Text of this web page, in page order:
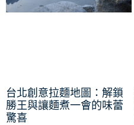
台北創意拉麵地圖：解鎖
勝王與讓麵煮一會的味蕾
驚喜